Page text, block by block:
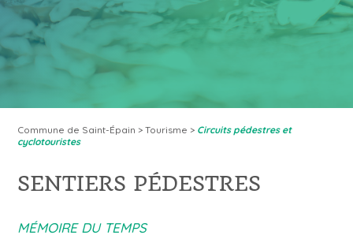
Commune de Saint-Épain >Tourisme > Circuits pédestres et
cyclotouristes
SENTIERS PÉDESTRES
MÉMOIRE DU TEMPS